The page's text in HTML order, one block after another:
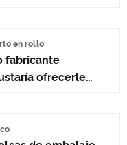
servicio
oportuna.
en rollo
fabricante
ofrecerle
y entrega